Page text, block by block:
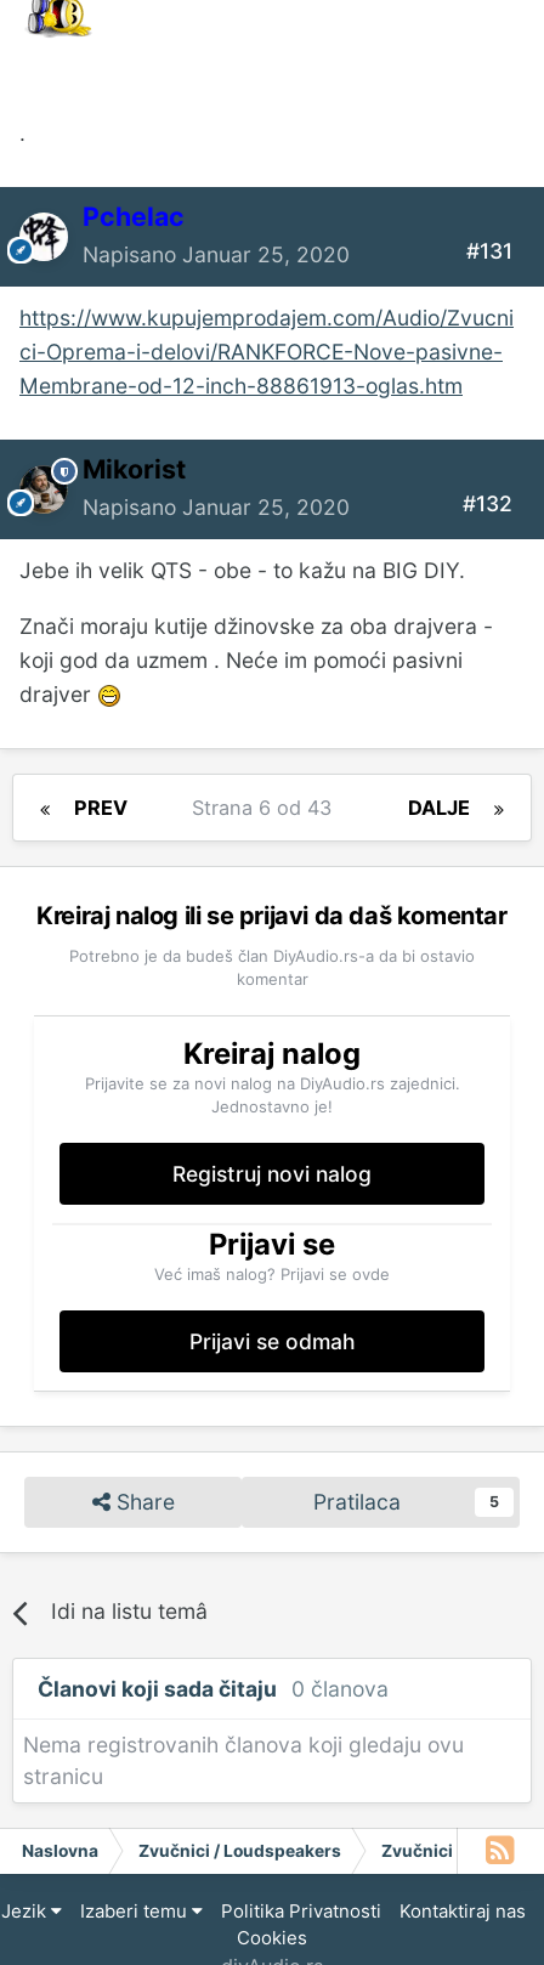
.
Pchelac
Napisano Januar 25, 2020 #131
https://www.kupujemprodajem.com/Audio/Zvucni
ci-Oprema-i-delovi/RANKFORCE-Nove-pasivne-
Membrane-od-12-inch-88861913-oglas.htm
Mikorist
Napisano Januar 25, 2020 #132
Jebe ih velik QTS - obe - to kažu na BIG DIY.
Znači moraju kutije džinovske za oba drajvera -
koji god da uzmem . Neće im pomoći pasivni
drajver
PREV DALJE
Strana 6 od 43
Kreiraj nalog ili se prijavi da daš komentar
Potrebno je da budeš član DiyAudio.rs-a da bi ostavio
komentar
Kreiraj nalog
Prijavite se za novi nalog na DiyAudio.rs zajednici.
Jednostavno je!
Registruj novi nalog
Prijavi se
Već imaš nalog? Prijavi se ovde
Prijavi se odmah
Share Pratilaca 5
Idi na listu temâ
Članovi koji sada čitaju 0 članova
Nema registrovanih članova koji gledaju ovu
stranicu
Naslovna Zvučnici / Loudspeakers Zvučnici Fane
Jezik Izaberi temu Politika Privatnosti
Kontaktiraj nas
Cookies